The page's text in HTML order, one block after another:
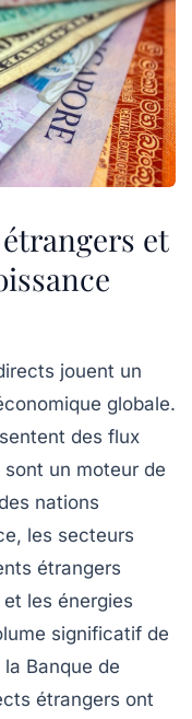
et
jouent un
globale.
des flux
un moteur de
nations
les secteurs
étrangers
les énergies
significatif de
Banque de
étrangers ont